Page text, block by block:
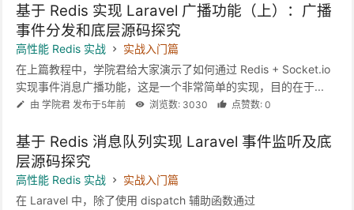
基于 Redis 实现 Laravel 广播功能（上）：广播
事件分发和底层源码探究
高性能 Redis 实战
实战入门篇
在上篇教程中，学院君给大家演示了如何通过 Redis + Socket.io
实现事件消息广播功能，这是一个非常简单的实现，目的在于...
由 学院君 发布于5年前 浏览数: 3030 点赞数: 0
基于 Redis 消息队列实现 Laravel 事件监听及底
层源码探究
高性能 Redis 实战
实战入门篇
在 Laravel 中，除了使用 dispatch 辅助函数通过